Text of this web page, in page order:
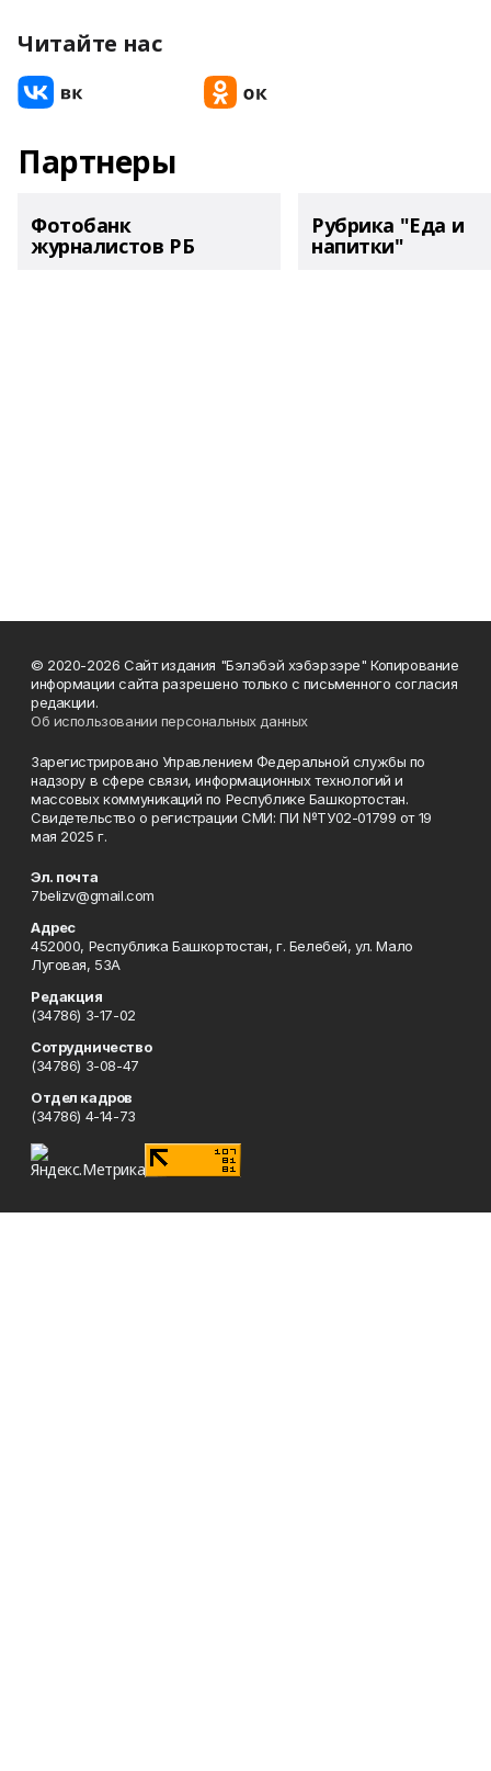
Читайте нас
Партнеры
Фотобанк
журналистов РБ
Рубрика "Еда и
напитки"
© 2020-2026 Сайт издания "Бэлэбэй хэбэрзэре" Копирование
информации сайта разрешено только с письменного согласия
редакции.
Об использовании персональных данных
Зарегистрировано Управлением Федеральной службы по
надзору в сфере связи, информационных технологий и
массовых коммуникаций по Республике Башкортостан.
Свидетельство о регистрации СМИ: ПИ №ТУ02-01799 от 19
мая 2025 г.
Эл. почта
7belizv@gmail.com
Адрес
452000, Республика Башкортостан, г. Белебей, ул. Мало
Луговая, 53А
Редакция
(34786) 3-17-02
Сотрудничество
(34786) 3-08-47
Отдел кадров
(34786) 4-14-73